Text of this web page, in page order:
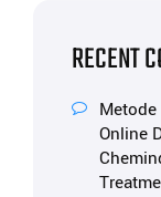
RECENT
Online